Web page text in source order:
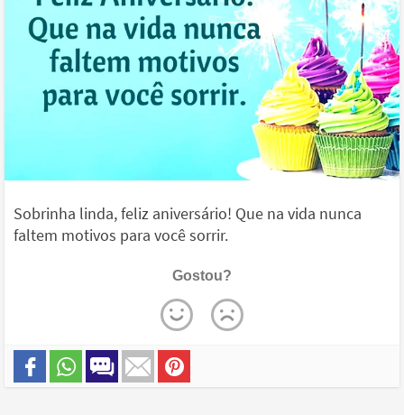
Sobrinha linda, feliz aniversário! Que na vida nunca
faltem motivos para você sorrir.
Gostou?